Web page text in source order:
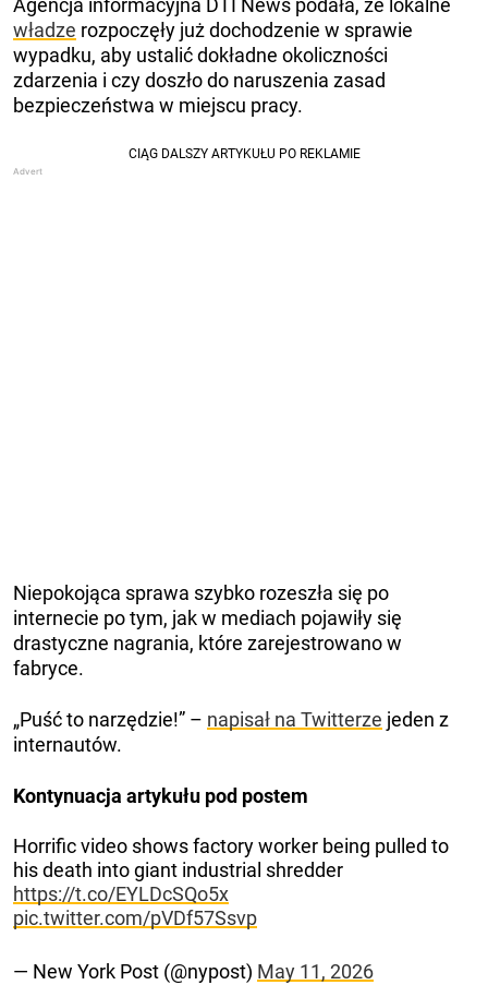
Agencja informacyjna DTI News podała, że lokalne
władze rozpoczęły już dochodzenie w sprawie
wypadku, aby ustalić dokładne okoliczności
zdarzenia i czy doszło do naruszenia zasad
bezpieczeństwa w miejscu pracy.
Niepokojąca sprawa szybko rozeszła się po
internecie po tym, jak w mediach pojawiły się
drastyczne nagrania, które zarejestrowano w
fabryce.
„Puść to narzędzie!” – napisał na Twitterze jeden z
internautów.
Kontynuacja artykułu pod postem
Horrific video shows factory worker being pulled to
his death into giant industrial shredder
https://t.co/EYLDcSQo5x
pic.twitter.com/pVDf57Ssvp
— New York Post (@nypost) May 11, 2026